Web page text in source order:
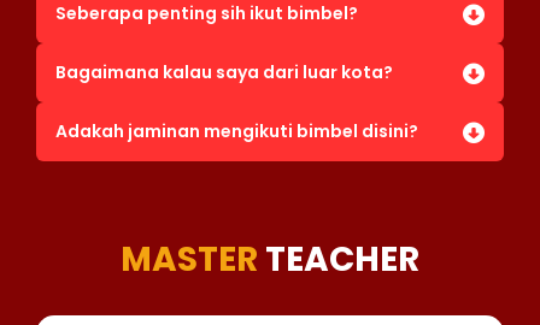
Seberapa penting sih ikut bimbel?
Bagaimana kalau saya dari luar kota?
Adakah jaminan mengikuti bimbel disini?
MASTER TEACHER